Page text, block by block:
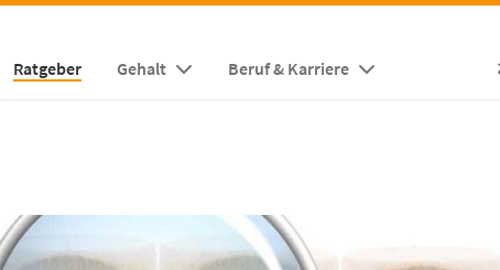
Ratgeber Gehalt Beruf & Karriere